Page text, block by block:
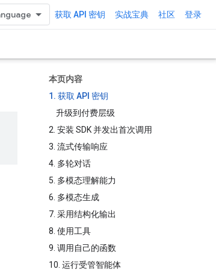
获取 API 密钥 实战宝典 社区 登录
本页内容
1. 获取 API 密钥
升级到付费层级
2. 安装 SDK 并发出首次调用
3. 流式传输响应
4. 多轮对话
5. 多模态理解能力
6. 多模态生成
7. 采用结构化输出
8. 使用工具
9. 调用自己的函数
10. 运行受管智能体